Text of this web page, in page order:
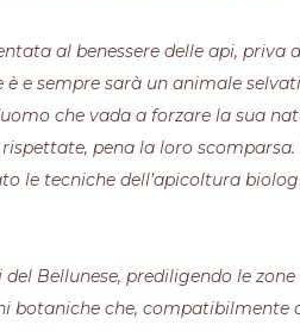
al benessere delle api,
e sempre sarà un animale
che vada a forzare la sua
pena la loro
le tecniche dell’apicoltura
Bellunese, prediligendo le
che, compatibilmente